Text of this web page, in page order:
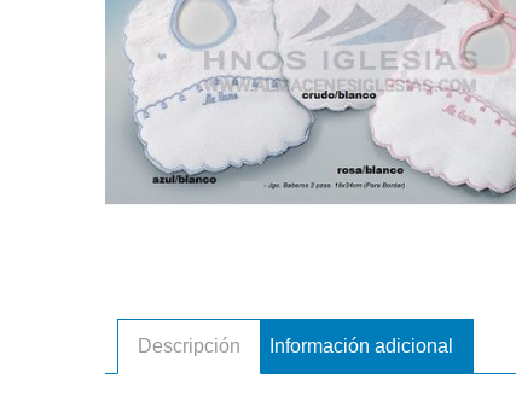
Descripción Información adicional